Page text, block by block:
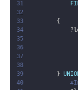
31
32
33
{
34
35
36
37
38
39
}
40